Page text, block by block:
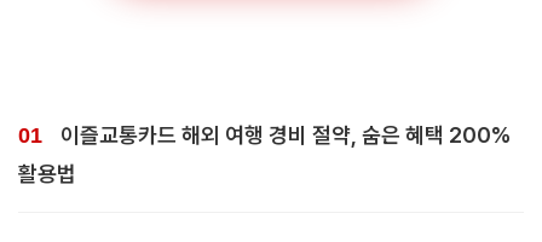
이즐교통카드 해외 여행 경비 절약, 숨은 혜택 200%
활용법